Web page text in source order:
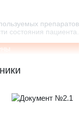
препаратов
состояния пациента.